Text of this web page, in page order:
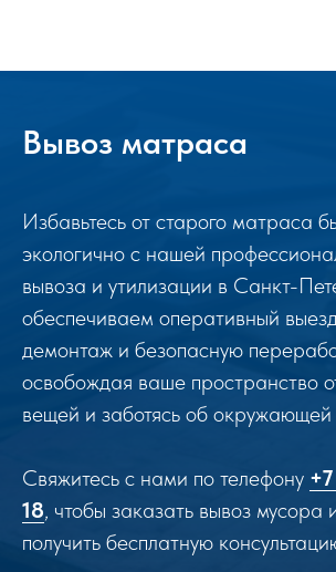
Вывоз матраса
Избавьтесь от старого матраса
экологично с нашей
вывоза и утилизации в Санкт-
обеспечиваем оперативный
демонтаж и безопасную
освобождая ваше пространство
вещей и заботясь об окружающей
Свяжитесь с нами по телефону
18, чтобы заказать вывоз мусора
получить бесплатную